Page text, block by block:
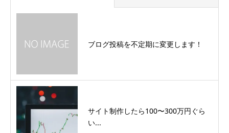
ブログ投稿を不定期に変更します！
サイト制作したら100〜300万円ぐら
い...